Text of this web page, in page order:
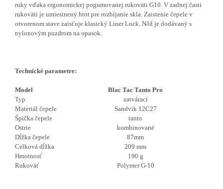
ruky vďaka ergonomickej pogumovanej rukoväti G10. V zadnej časti
rukoväti je umiestnený hrot pre rozbíjanie skla. Zaistenie čepele v
otvorenom stave zaisťuje klasický Liner Lock. Nôž je dodávaný s
nylonovým puzdrom na opasok.
Technické parametre:
Model
Blac Tac Tanto Pro
Typ
zatvárací
Materiál čepele
Sandvik 12C27
Špička čepele
tanto
Ostrie
kombinované
Dĺžka čepele
87mm
Celková dĺžka
209 mm
Hmotnosť
190 g
Rukoväť
Polymer G-10